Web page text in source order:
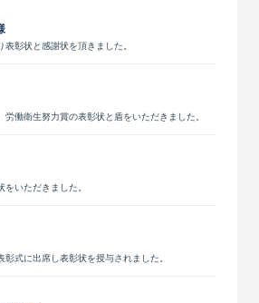
彰状と感謝状を頂きました。
働衛生努力賞の表彰状と盾をいただきました。
いただきました。
彰式に出席し表彰状を授与されました。